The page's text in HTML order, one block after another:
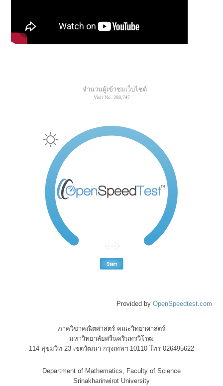
จำนวนผู้เข้าชมเว็บไซต์
Provided by OpenSpeedtest.com
ภาควิชาคณิตศาสตร์ คณะวิทยาศาสตร์
มหาวิทยาลัยศรีนครินทรวิโรฒ
114 สุขมวิท 23 เขตวัฒนา กรุงเทพฯ 10110 โทร 026495622
Department of Mathematics, Faculty of Science
Srinakharinwirot University